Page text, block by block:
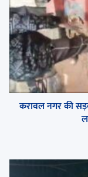
करावल नगर की